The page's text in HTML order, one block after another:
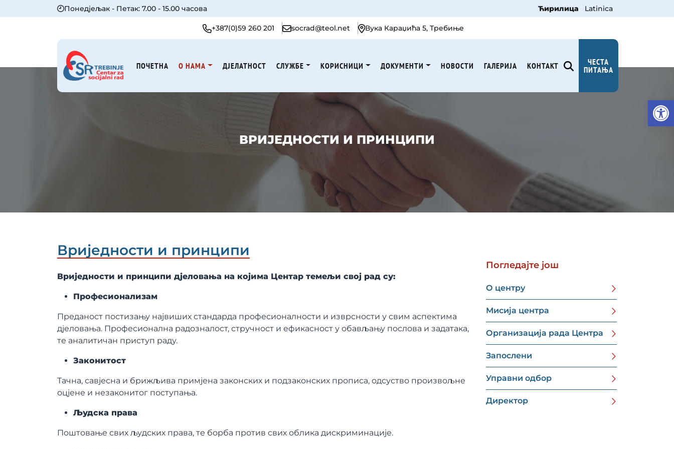
Понедjељак - Петак: 7.00 - 15.00 часова Ћирилица Latinica
+387(0)59 260 201 socrad@teol.net Вука Караџића 5, Требиње
ПОЧЕТНА О НАМА ДЈЕЛАТНОСТ СЛУЖБЕ КОРИСНИЦИ ДОКУМЕНТИ НОВОСТИ ГАЛЕРИЈА KОНТАКТ
ЧЕСТА
ПИТАЊА
ВРИЈЕДНОСТИ И ПРИНЦИПИ
Вриједности и принципи
Вриједности и принципи дјеловања на којима Центар темељи свој рад су:
Професионализам
Преданост постизању највиших стандарда професионалности и изврсности у свим аспектима
дјеловања. Професионална радозналост, стручност и ефикасност у обављању послова и задатака,
те аналитичан приступ раду.
Законитост
Тачна, савјесна и брижљива примјена законских и подзаконских прописа, одсуство произвољне
оцјене и незаконитог поступања.
Људска права
Поштовање свих људских права, те борба против свих облика дискриминације.
Погледајте још
О центру
Мисија центра
Организација рада Центра
Запослени
Управни одбор
Директор